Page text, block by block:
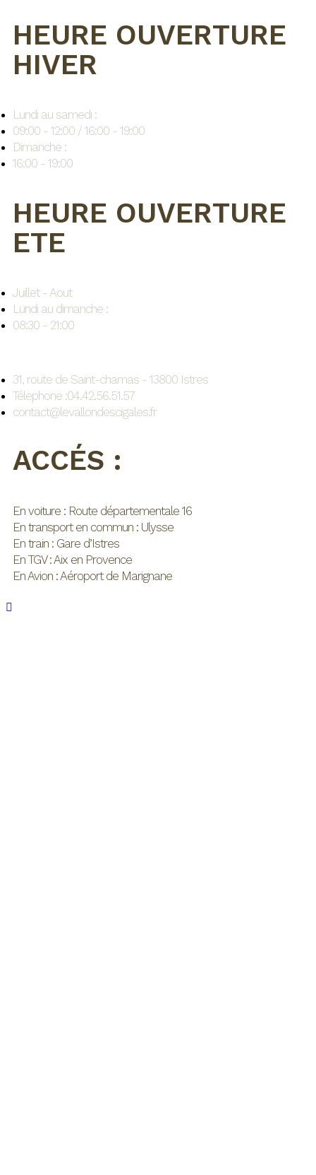
HEURE OUVERTURE
HIVER
Lundi au samedi :
09:00 - 12:00 / 16:00 - 19:00
Dimanche :
16:00 - 19:00
HEURE OUVERTURE
ETE
Juillet - Aout
Lundi au dimanche :
08:30 - 21:00
31, route de Saint-chamas - 13800 Istres
Télephone :04.42.56.51.57
contact@levallondescigales.fr
ACCÉS :
En voiture : Route départementale 16
En transport en commun : Ulysse
En train : Gare d’Istres
En TGV : Aix en Provence
En Avion : Aéroport de Marignane